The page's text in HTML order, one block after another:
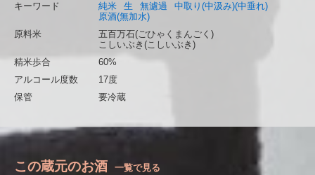
キーワード
純米 生 無濾過
中取り(中汲み)(中垂れ)
原酒(無加水)
原料米
五百万石(ごひゃくまんごく)
こしいぶき(こしいぶき)
精米歩合
60%
アルコール度数
17度
保管
要冷蔵
この蔵元のお酒 一覧で見る